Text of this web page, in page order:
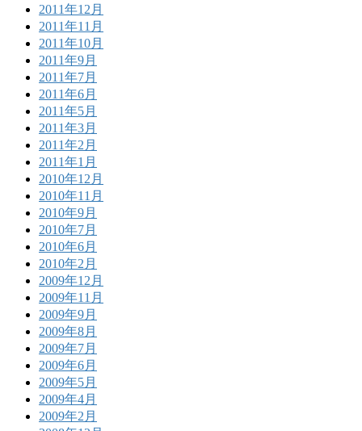
2011年12月
2011年11月
2011年10月
2011年9月
2011年7月
2011年6月
2011年5月
2011年3月
2011年2月
2011年1月
2010年12月
2010年11月
2010年9月
2010年7月
2010年6月
2010年2月
2009年12月
2009年11月
2009年9月
2009年8月
2009年7月
2009年6月
2009年5月
2009年4月
2009年2月